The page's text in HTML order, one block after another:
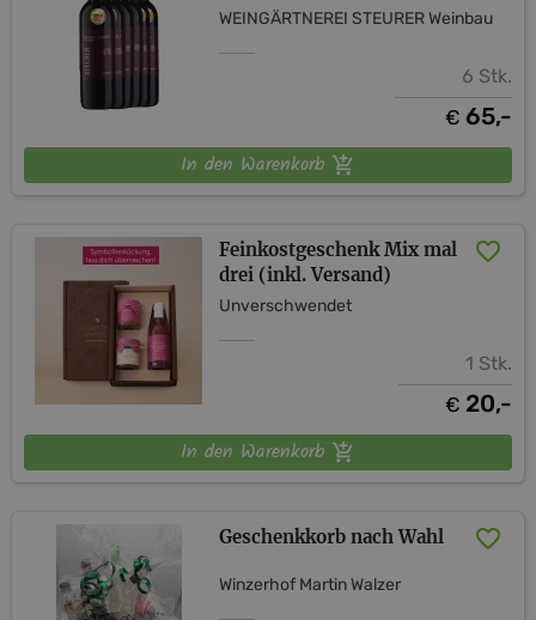
WEINGÄRTNEREI STEURER Weinbau
6 Stk.
€ 65,-
In den Warenkorb
Feinkostgeschenk Mix mal
drei (inkl. Versand)
Unverschwendet
1 Stk.
€ 20,-
In den Warenkorb
Geschenkkorb nach Wahl
Winzerhof Martin Walzer